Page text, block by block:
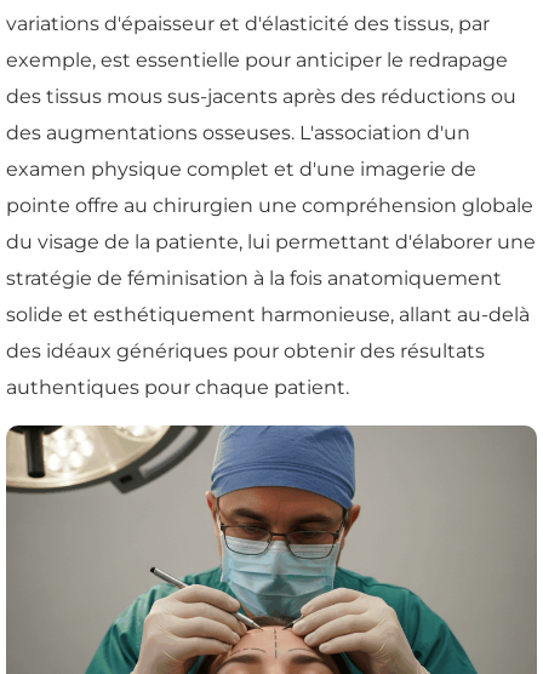
variations d'épaisseur et d'élasticité des tissus, par
exemple, est essentielle pour anticiper le redrapage
des tissus mous sus-jacents après des réductions ou
des augmentations osseuses. L'association d'un
examen physique complet et d'une imagerie de
pointe offre au chirurgien une compréhension globale
du visage de la patiente, lui permettant d'élaborer une
stratégie de féminisation à la fois anatomiquement
solide et esthétiquement harmonieuse, allant au-delà
des idéaux génériques pour obtenir des résultats
authentiques pour chaque patient.